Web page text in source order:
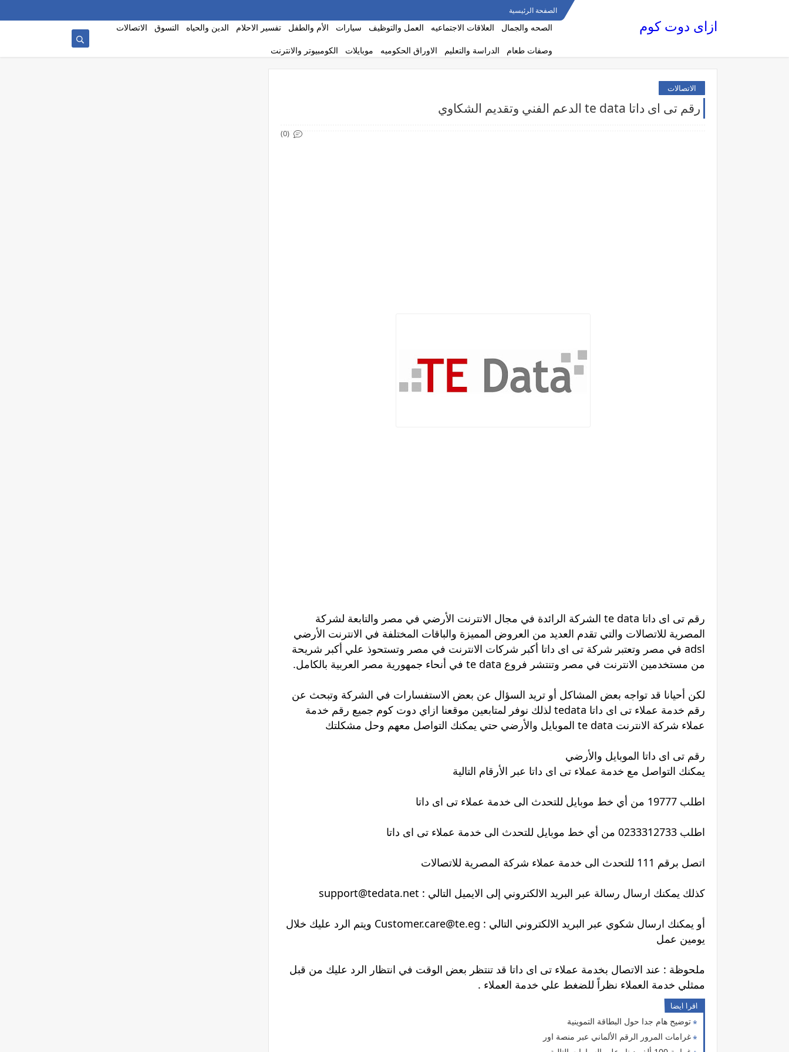
الصفحة الرئيسية
ازاى دوت كوم الصحه والجمال العلاقات الاجتماعيه العمل والتوظيف سيارات الأم والطفل تفسير الاحلام الدين والحياه التسوق الاتصالات
وصفات طعام الدراسة والتعليم الاوراق الحكوميه موبايلات الكومبيوتر والانترنت
الاتصالات
رقم تى اى داتا te data الدعم الفني وتقديم الشكاوي
(0)
رقم تى اى داتا te data الشركة الرائدة في مجال الانترنت الأرضي في مصر والتابعة لشركة
المصرية للاتصالات والتي تقدم العديد من العروض المميزة والباقات المختلفة في الانترنت الأرضي
adsl في مصر وتعتبر شركة تى اى داتا أكبر شركات الانترنت في مصر وتستحوذ علي أكبر شريحة
من مستخدمين الانترنت في مصر وتنتشر فروع te data في أنحاء جمهورية مصر العربية بالكامل.
لكن أحيانا قد تواجه بعض المشاكل أو تريد السؤال عن بعض الاستفسارات في الشركة وتبحث عن
رقم خدمة عملاء تى اى داتا tedata لذلك نوفر لمتابعين موقعنا ازاي دوت كوم جميع رقم خدمة
عملاء شركة الانترنت te data الموبايل والأرضي حتي يمكنك التواصل معهم وحل مشكلتك
رقم تى اى داتا الموبايل والأرضي
يمكنك التواصل مع خدمة عملاء تى اى داتا عبر الأرقام التالية
اطلب 19777 من أي خط موبايل للتحدث الى خدمة عملاء تى اى داتا
اطلب 0233312733 من أي خط موبايل للتحدث الى خدمة عملاء تى اى داتا
اتصل برقم 111 للتحدث الى خدمة عملاء شركة المصرية للاتصالات
كذلك يمكنك ارسال رسالة عبر البريد الالكتروني إلى الايميل التالي : support@tedata.net
أو يمكنك ارسال شكوي عبر البريد الالكتروني التالي : Customer.care@te.eg ويتم الرد عليك خلال
يومين عمل
ملحوظة : عند الاتصال بخدمة عملاء تى اى داتا قد تنتظر بعض الوقت في انتظار الرد عليك من قبل
ممثلي خدمة العملاء نظراً للضغط علي خدمة العملاء .
اقرا ايضا
توضيح هام جدا حول البطاقة التموينية
غرامات المرور الرقم الألماني عبر منصة اور